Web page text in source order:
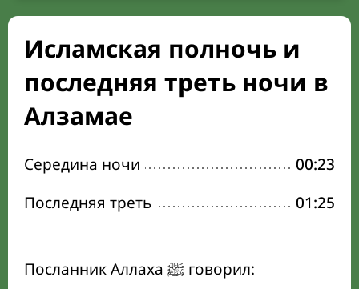
Исламская полночь и
последняя треть ночи в
Алзамае
Середина ночи
00:23
Последняя треть
01:25
Посланник Аллаха ﷺ говорил: